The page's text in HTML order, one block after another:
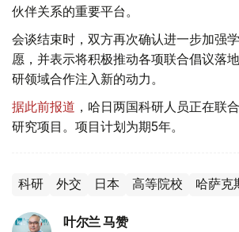
伙伴关系的重要平台。
会谈结束时，双方再次确认进一步加强
愿，并表示将积极推动各项联合倡议落
研领域合作注入新的动力。
据此前报道 ，哈日两国科研人员正在联
研究项目。项目计划为期5年。
科研 外交 日本 高等院校 哈萨克
叶尔兰 马赞